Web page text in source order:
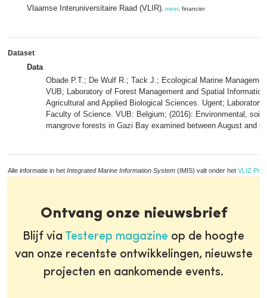
Vlaamse Interuniversitaire Raad (VLIR) meer, financier
Dataset
Data
Obade P.T.; De Wulf R.; Tack J.; Ecological Marine
VUB; Laboratory of Forest Management and Spatial
Agricultural and Applied Biological Sciences. Ugent;
Faculty of Science. VUB: Belgium; (2016): Environmental, soil
mangrove forests in Gazi Bay examined between August and
Alle informatie in het Integrated Marine Information System (IMIS) valt onder het VLIZ
Ontvang onze nieuwsbrief
Blijf via Testerep magazine op de hoogte
van onze recentste ontwikkelingen, nieuwste
projecten en aankomende events.